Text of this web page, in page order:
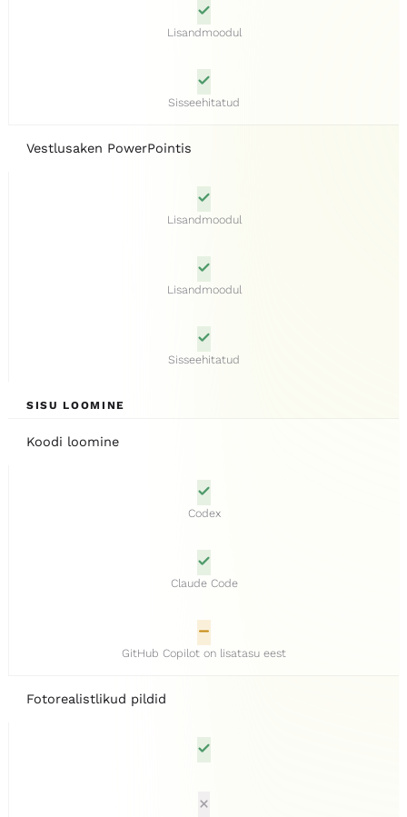
Lisandmoodul
Sisseehitatud
Vestlusaken PowerPointis
Lisandmoodul
Lisandmoodul
Sisseehitatud
SISU LOOMINE
Koodi loomine
Codex
Claude Code
GitHub Copilot on lisatasu eest
Fotorealistlikud pildid